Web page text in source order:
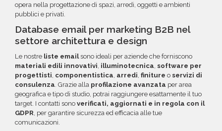
opera nella progettazione di spazi, arredi, oggetti e ambienti
pubblici e privati.
Database email per marketing B2B nel
settore architettura e design
Le nostre liste emailsono ideali per aziende che forniscono
materiali edili innovativi illuminotecnica software per
progettisti componentistica arredi finiture o servizi di
consulenza . Grazie alla profilazione avanzata per area
geografica e tipo di studio, potrai raggiungere esattamente il tuo
target. I contatti sono verificati, aggiornati e in regola con il
GDPR , per garantire sicurezza ed efficacia alle tue
comunicazioni.